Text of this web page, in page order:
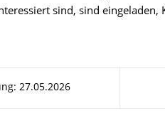
sind, sind eingeladen,
27.05.2026